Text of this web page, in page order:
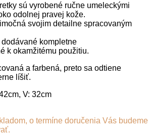
sú vyrobené ručne umeleckými
odolnej pravej kože.
svojim detailne spracovaným
kompletne
k okamžitému použitiu.
a farbená, preto sa odtiene
líšiť.
V: 32cm
o termíne doručenia Vás budeme